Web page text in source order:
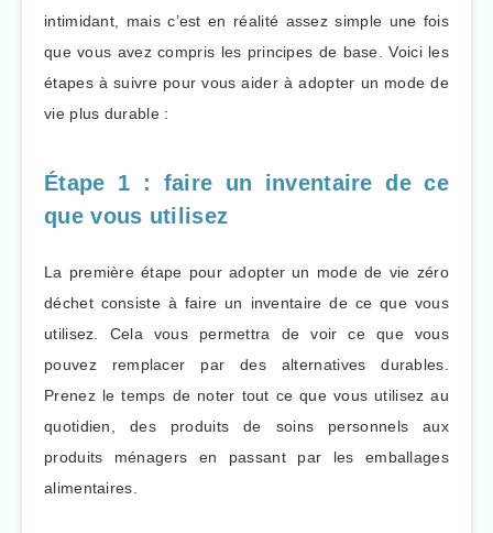
intimidant, mais c’est en réalité assez simple une fois
que vous avez compris les principes de base. Voici les
étapes à suivre pour vous aider à adopter un mode de
vie plus durable :
Étape 1 : faire un inventaire de ce
que vous utilisez
La première étape pour adopter un mode de vie zéro
déchet consiste à faire un inventaire de ce que vous
utilisez. Cela vous permettra de voir ce que vous
pouvez remplacer par des alternatives durables.
Prenez le temps de noter tout ce que vous utilisez au
quotidien, des produits de soins personnels aux
produits ménagers en passant par les emballages
alimentaires.